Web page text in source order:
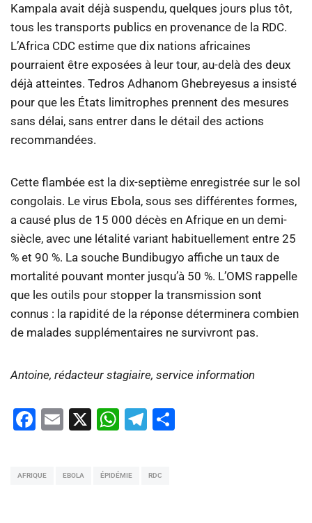
Kampala avait déjà suspendu, quelques jours plus tôt,
tous les transports publics en provenance de la RDC.
L’Africa CDC estime que dix nations africaines
pourraient être exposées à leur tour, au-delà des deux
déjà atteintes. Tedros Adhanom Ghebreyesus a insisté
pour que les États limitrophes prennent des mesures
sans délai, sans entrer dans le détail des actions
recommandées.
Cette flambée est la dix-septième enregistrée sur le sol
congolais. Le virus Ebola, sous ses différentes formes,
a causé plus de 15 000 décès en Afrique en un demi-
siècle, avec une létalité variant habituellement entre 25
% et 90 %. La souche Bundibugyo affiche un taux de
mortalité pouvant monter jusqu’à 50 %. L’OMS rappelle
que les outils pour stopper la transmission sont
connus : la rapidité de la réponse déterminera combien
de malades supplémentaires ne survivront pas.
Antoine, rédacteur stagiaire, service information
Facebook
Email
X WhatsApp
Telegram
AFRIQUE EBOLA ÉPIDÉMIE RDC